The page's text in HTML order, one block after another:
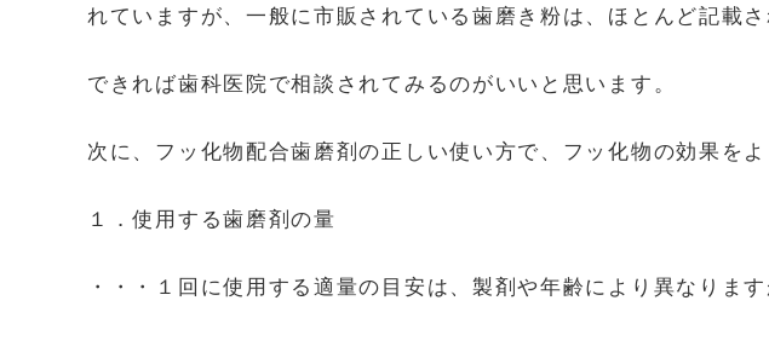
れていますが、一般に市販されている歯磨き粉は、ほとんど記載さ
できれば歯科医院で相談されてみるのがいいと思います。
次に、フッ化物配合歯磨剤の正しい使い方で、フッ化物の効果をよ
１．使用する歯磨剤の量
・・・１回に使用する適量の目安は、製剤や年齢により異なりま